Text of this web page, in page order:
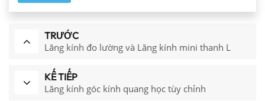
TRƯỚC
Lăng kính đo lường và Lăng kính mini thanh L
KẾ TIẾP
Lăng kính góc kính quang học tùy chỉnh